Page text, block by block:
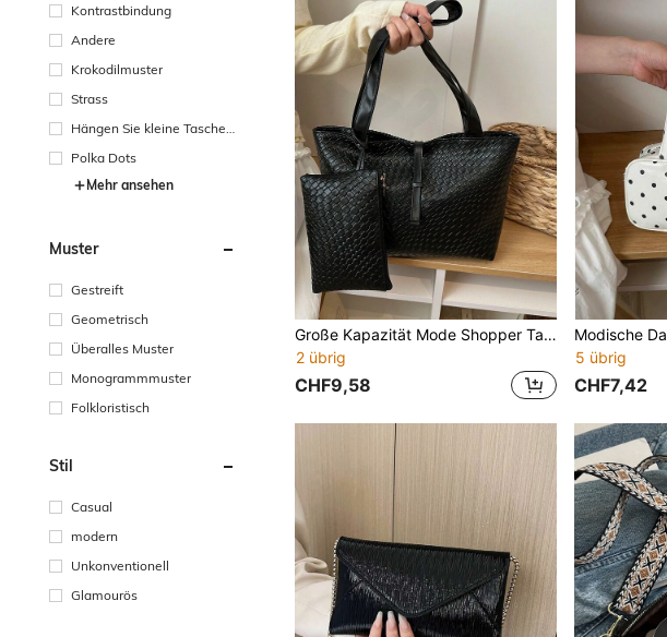
Kontrastbindung
Andere
Krokodilmuster
Strass
Hängen Sie kleine Taschen
Polka Dots
Mehr ansehen
Muster
Gestreift
Geometrisch
Überalles Muster
Monogrammmuster
Folkloristisch
Stil
Casual
modern
Unkonventionell
Glamourös
Große Kapazität Mode Shopper Tasche mit abnehmbarer Tasche & Gürtelschnalle, gewebte Pendler Tasche für Frauen
2 übrig
CHF9,58
5 übrig
CHF7,42